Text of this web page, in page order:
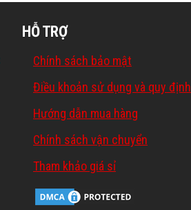
HỖ TRỢ
Chính sách bảo mật
Điều khoản sử dụng và quy định
Hướng dẫn mua hàng
Chính sách vận chuyển
Tham khảo giá sỉ